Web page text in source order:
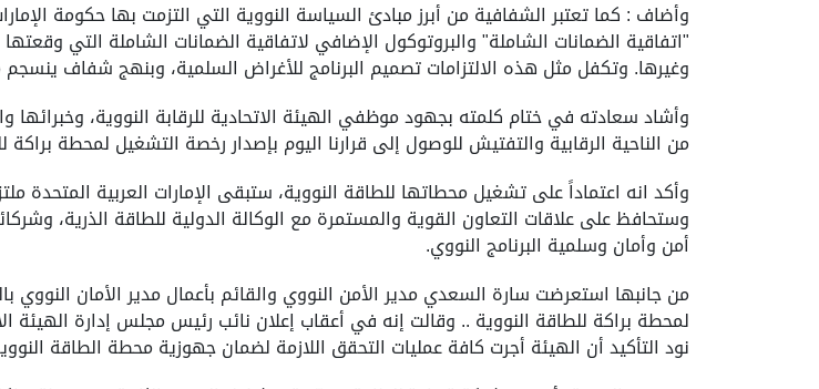
وأضاف : كما تعتبر الشفافية من أبرز مبادئ السياسة النووية التي التزمت بها حكومة
"اتفاقية الضمانات الشاملة" والبروتوكول الإضافي لاتفاقية الضمانات الشاملة التي وقعتها
وغيرها. وتكفل مثل هذه الالتزامات تصميم البرنامج للأغراض السلمية، وبنهج شفاف ينسجم
وأشاد سعادته في ختام كلمته بجهود موظفي الهيئة الاتحادية للرقابة النووية، وخبرائها
من الناحية الرقابية والتفتيش للوصول إلى قرارنا اليوم بإصدار رخصة التشغيل لمحطة براكة
وأكد انه اعتماداً على تشغيل محطاتها للطاقة النووية، ستبقى الإمارات العربية المتحدة
وستحافظ على علاقات التعاون القوية والمستمرة مع الوكالة الدولية للطاقة الذرية،
أمن وأمان وسلمية البرنامج النووي.
من جانبها استعرضت سارة السعدي مدير الأمن النووي والقائم بأعمال مدير الأمان النووي
لمحطة براكة للطاقة النووية .. وقالت إنه في أعقاب إعلان نائب رئيس مجلس إدارة الهيئة
نود التأكيد أن الهيئة أجرت كافة عمليات التحقق اللازمة لضمان جهوزية محطة الطاقة